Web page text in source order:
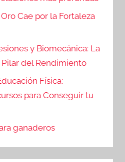
Cae por la Fortaleza
y Biomecánica: La
del Rendimiento
Física:
para Conseguir tu
ganaderos